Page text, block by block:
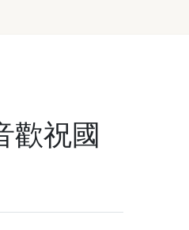
歡祝國